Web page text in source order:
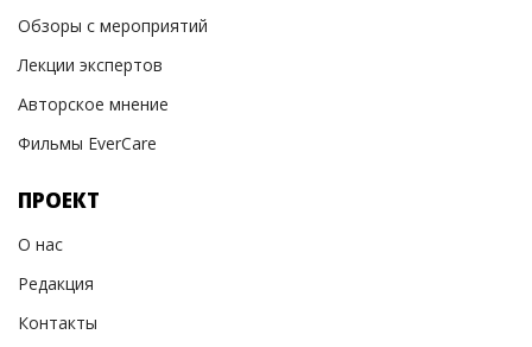
Обзоры с мероприятий
Лекции экспертов
Авторское мнение
Фильмы EverCare
ПРОЕКТ
О нас
Редакция
Контакты